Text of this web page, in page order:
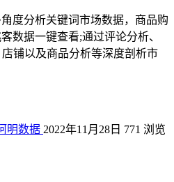
度分析关键词市场数据，商品购
数据一键查看;通过评论分析、
铺以及商品分析等深度剖析市
明数据 2022年11月28日 771 浏览